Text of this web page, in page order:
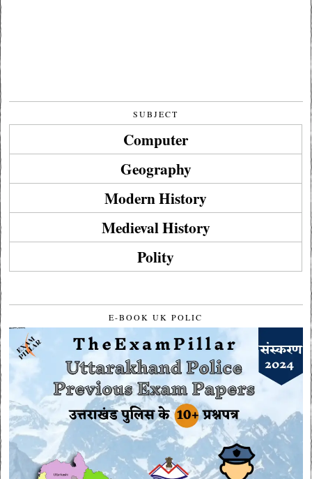
SUBJECT
Computer
Geography
Modern History
Medieval History
Polity
E-BOOK UK POLIC